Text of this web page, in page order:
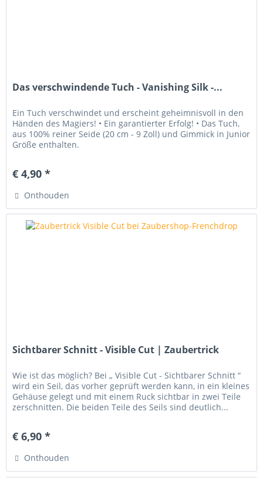
Das verschwindende Tuch - Vanishing Silk -...
Ein Tuch verschwindet und erscheint geheimnisvoll in den
Händen des Magiers! • Ein garantierter Erfolg! • Das Tuch,
aus 100% reiner Seide (20 cm - 9 Zoll) und Gimmick in Junior
Größe enthalten.
€ 4,90 *
Onthouden
Sichtbarer Schnitt - Visible Cut | Zaubertrick
Wie ist das möglich? Bei „ Visible Cut - Sichtbarer Schnitt “
wird ein Seil, das vorher geprüft werden kann, in ein kleines
Gehäuse gelegt und mit einem Ruck sichtbar in zwei Teile
zerschnitten. Die beiden Teile des Seils sind deutlich...
€ 6,90 *
Onthouden